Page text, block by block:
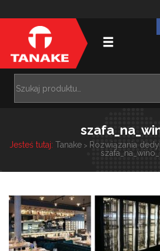
Jesteś tutaj: Tanake> Rozwiązania